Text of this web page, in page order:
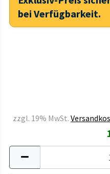
bei Verfügbarkeit.
zzgl. 19% MwSt.